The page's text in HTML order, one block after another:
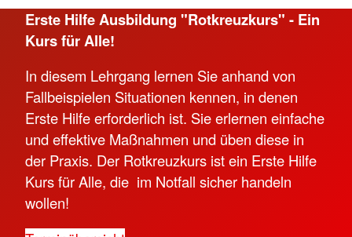
Erste Hilfe Ausbildung "Rotkreuzkurs" - Ein
Kurs für Alle!
In diesem Lehrgang lernen Sie anhand von
Fallbeispielen Situationen kennen, in denen
Erste Hilfe erforderlich ist. Sie erlernen einfache
und effektive Maßnahmen und üben diese in
der Praxis. Der Rotkreuzkurs ist ein Erste Hilfe
Kurs für Alle, die im Notfall sicher handeln
wollen!